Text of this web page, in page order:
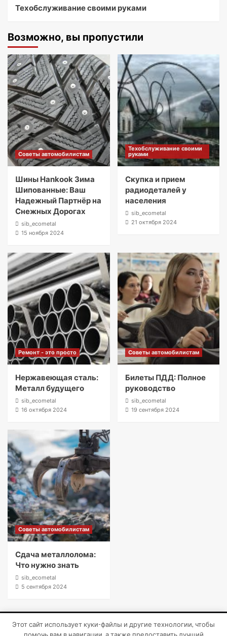
Техобслуживание своими руками
Возможно, вы пропустили
Советы автомобилистам
Шины Hankook Зима
Шипованные: Ваш
Надежный Партнёр на
Снежных Дорогах
sib_ecometal
15 ноября 2024
Техобслуживание своими
руками
Скупка и прием
радиодеталей у
населения
sib_ecometal
21 октября 2024
Ремонт - это просто
Нержавеющая сталь:
Металл будущего
sib_ecometal
16 октября 2024
Советы автомобилистам
Билеты ПДД: Полное
руководство
sib_ecometal
19 сентября 2024
Советы автомобилистам
Сдача металлолома:
Что нужно знать
sib_ecometal
5 сентября 2024
Copyright © Все права защищены.|CoverNewsот AF
Этот сайт использует куки-файлы и другие технологии, чтобы
помочь вам в навигации, а также предоставить лучший